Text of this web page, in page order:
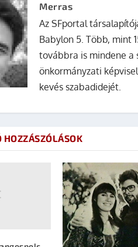
Merras
Az SFportal
Babylon 5. Több, mint
továbbra is mindene
önkormányzati
kevés szabadidejét.
HOZZÁSZÓLÁSOK